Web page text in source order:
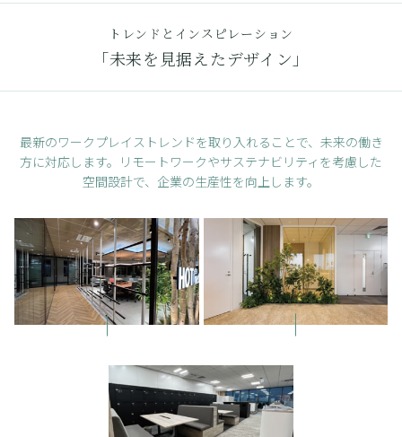
トレンドとインスピレーション
「未来を見据えたデザイン」
最新のワークプレイストレンドを取り入れることで、未来の働き
方に対応します。 リモートワークやサステナビリティを考慮した
空間設計で、企業の生産性を向上します。